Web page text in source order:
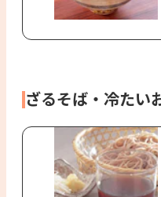
ざるそば・冷たい